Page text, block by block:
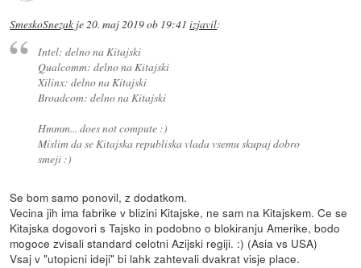
SmeskoSnezak je20. maj 2019 ob 19:41 izjavil:
Intel: delno na Kitajski
Qualcomm: delno na Kitajski
Xilinx: delno na Kitajski
Broadcom: delno na Kitajski
Hmmm... does not compute :)
Mislim da se Kitajska republiska vlada vsemu skupaj dobro
smeji :)
Se bom samo ponovil, z dodatkom.
Vecina jih ima fabrike v blizini Kitajske, ne sam na Kitajskem. Ce se
Kitajska dogovori s Tajsko in podobno o blokiranju Amerike, bodo
mogoce zvisali standard celotni Azijski regiji. :) (Asia vs USA)
Vsaj v "utopicni ideji" bi lahk zahtevali dvakrat visje place.